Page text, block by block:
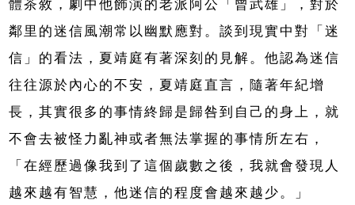
體茶敘，劇中他飾演的老派阿公「曾武雄」，對於
鄰里的迷信風潮常以幽默應對。談到現實中對「迷
信」的看法，夏靖庭有著深刻的見解。他認為迷信
往往源於內心的不安，夏靖庭直言，隨著年紀增
長，其實很多的事情終歸是歸咎到自己的身上，就
不會去被怪力亂神或者無法掌握的事情所左右，
「在經歷過像我到了這個歲數之後，我就會發現人
越來越有智慧，他迷信的程度會越來越少。」